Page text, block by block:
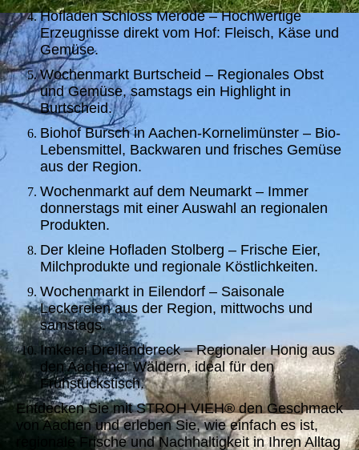
Hofladen Schloss Merode – Hochwertige
Erzeugnisse direkt vom Hof: Fleisch, Käse und
Gemüse.
Wochenmarkt Burtscheid – Regionales Obst
und Gemüse, samstags ein Highlight in
Burtscheid.
Biohof Bursch in Aachen-Kornelimünster – Bio-
Lebensmittel, Backwaren und frisches Gemüse
aus der Region.
Wochenmarkt auf dem Neumarkt – Immer
donnerstags mit einer Auswahl an regionalen
Produkten.
Der kleine Hofladen Stolberg – Frische Eier,
Milchprodukte und regionale Köstlichkeiten.
Wochenmarkt in Eilendorf – Saisonale
Leckereien aus der Region, mittwochs und
samstags.
Imkerei Dreiländereck – Regionaler Honig aus
den Aachener Wäldern, ideal für den
Frühstückstisch.
Entdecken Sie mit STROH VIEH® den Geschmack
von Aachen und erleben Sie, wie einfach es ist,
regionale Frische und Nachhaltigkeit in Ihren Alltag